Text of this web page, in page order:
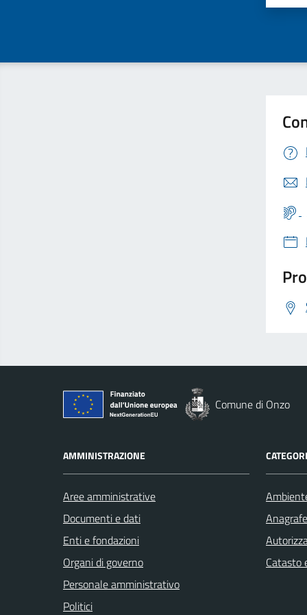
Comune di Onzo
AMMINISTRAZIONE
Aree amministrative
Documenti e dati
Enti e fondazioni
Organi di governo
Personale amministrativo
Politici
Catasto